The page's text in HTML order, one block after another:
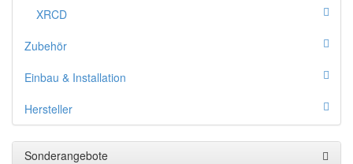
XRCD
Zubehör
Einbau & Installation
Hersteller
Sonderangebote